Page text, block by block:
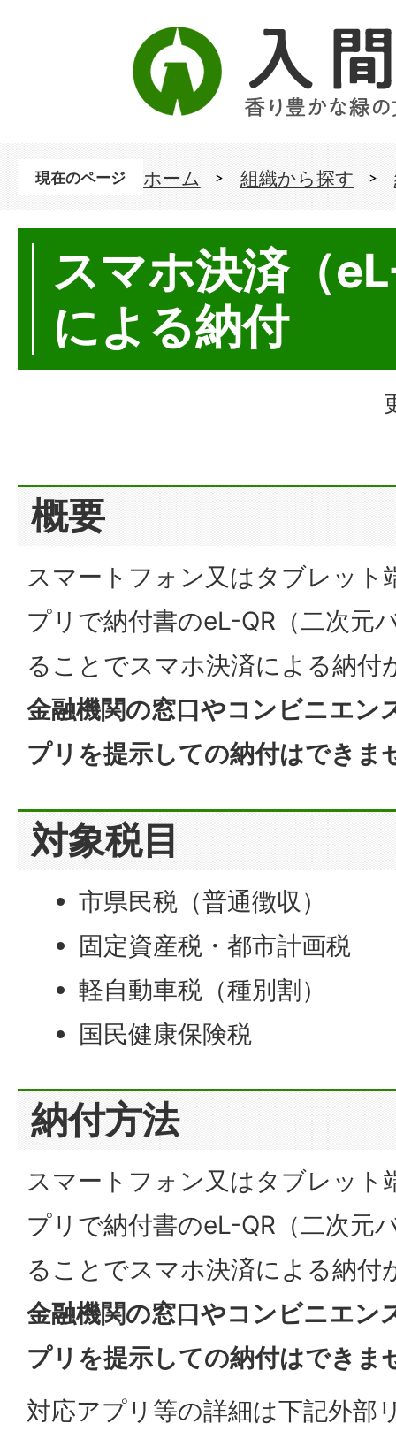
現在のページ ホーム 組織から探す
スマホ決済（
による納付
概要
スマートフォン又はタブレット
プリで納付書のeL-QR（二次元
ることでスマホ決済による納付
金融機関の窓口やコンビニエン
プリを提示しての納付はできま
対象税目
市県民税（普通徴収）
固定資産税・都市計画税
軽自動車税（種別割）
国民健康保険税
納付方法
スマートフォン又はタブレット
プリで納付書のeL-QR（二次元
ることでスマホ決済による納付
金融機関の窓口やコンビニエン
プリを提示しての納付はできま
対応アプリ等の詳細は下記外部